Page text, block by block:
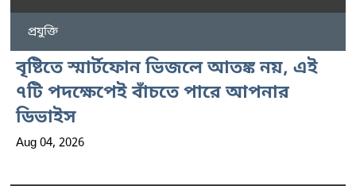
প্রযুক্তি
বৃষ্টিতে স্মার্টফোন ভিজলে আতঙ্ক নয়, এই
৭টি পদক্ষেপেই বাঁচতে পারে আপনার
ডিভাইস
Aug 04, 2026